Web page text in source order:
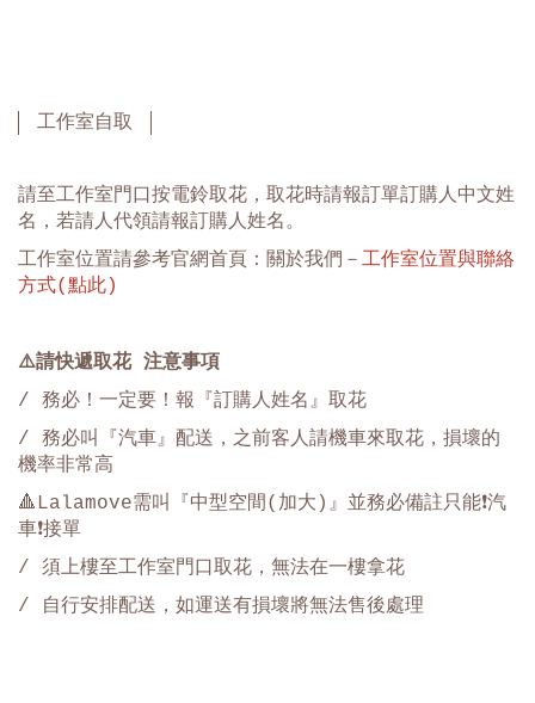
工作室自取
請至工作室門口按電鈴取花，取花時請報訂單訂購人中文姓
名，若請人代領請報訂購人姓名。
工作室位置請參考官網首頁：關於我們－ 工作室位置與聯絡
方式(點此)
⚠️請快遞取花 注意事項
/ 務必！一定要！報『訂購人姓名』取花
/ 務必叫『汽車』配送，之前客人請機車來取花，損壞的
機率非常高
🔺Lalamove需叫『中型空間(加大)』並務必備註只能❗️汽
車❗️接單
/ 須上樓至工作室門口取花，無法在一樓拿花
/
自行安排配送，如運送有損壞將無法售後處理